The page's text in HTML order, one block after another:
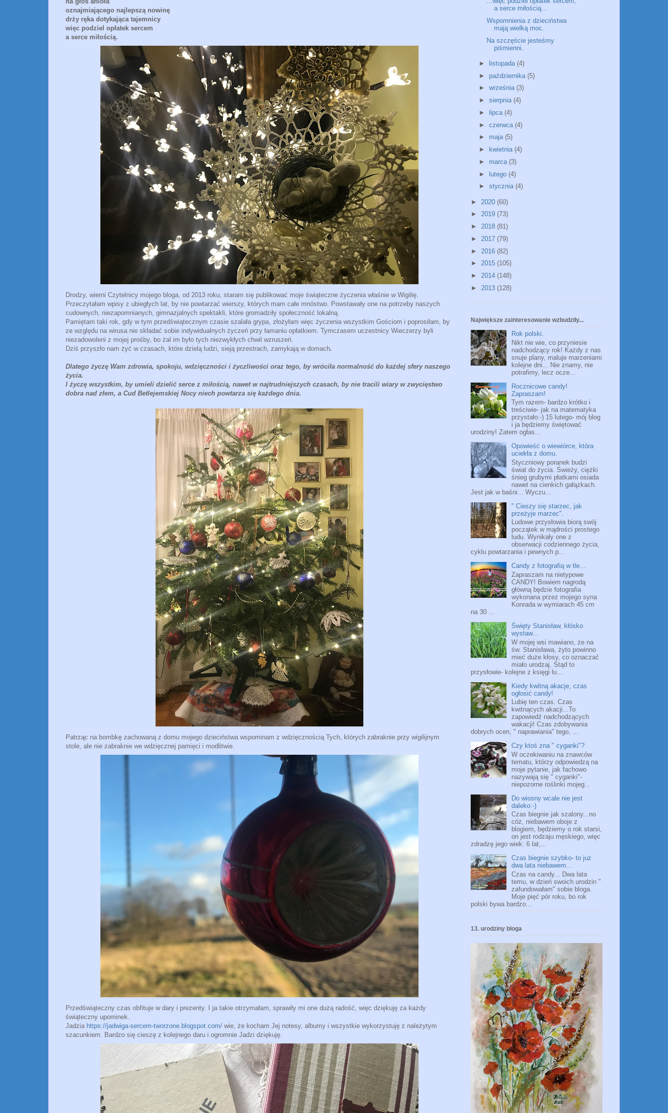
oznajmiającego najlepszą nowinę
drży ręka dotykająca tajemnicy
więc podziel opłatek sercem
a serce miłością.
Drodzy, wierni Czytelnicy mojego bloga, od 2013 roku, staram się publikować moje świąteczne życzenia właśnie w Wigilię.
Przeczytałam wpisy z ubiegłych lat, by nie powtarzać wierszy, których mam całe mnóstwo. Powstawały one na potrzeby naszych
cudownych, niezapomnianych, gimnazjalnych spektakli, które gromadziły społeczność lokalną.
Pamiętam taki rok, gdy w tym przedświątecznym czasie szalała grypa, złożyłam więc życzenia wszystkim Gościom i poprosiłam, by
ze względu na wirusa nie składać sobie indywidualnych życzeń przy łamaniu opłatkiem. Tymczasem uczestnicy Wieczerzy byli
niezadowoleni z mojej prośby, bo żal im było tych niezwykłych chwil wzruszeń.
Dziś przyszło nam żyć w czasach, które dzielą ludzi, sieją przestrach, zamykają w domach.
Dlatego życzę Wam zdrowia, spokoju, wdzięczności i życzliwości oraz tego, by wróciła normalność do każdej sfery naszego
życia.
I życzę wszystkim, by umieli dzielić serce z miłością, nawet w najtrudniejszych czasach, by nie tracili wiary w zwycięstwo
dobra nad złem, a Cud Betlejemskiej Nocy niech powtarza się każdego dnia.
Patrząc na bombkę zachowaną z domu mojego dzieciństwa wspominam z wdzięcznością Tych, których zabraknie przy wigilijnym
stole, ale nie zabraknie we wdzięcznej pamięci i modlitwie.
Przedświąteczny czas obfituje w dary i prezenty. I ja takie otrzymałam, sprawiły mi one dużą radość, więc dziękuję za każdy
świąteczny upominek.
Jadzia https://jadwiga-sercem-tworzone.blogspot.com/ wie, że kocham Jej notesy, albumy i wszystkie wykorzystuję z należytym
szacunkiem. Bardzo się cieszę z kolejnego daru i ogromnie Jadzi dziękuję.
a serce miłością...
Wspomnienia z dzieciństwa
mają wielką moc.
Na szczęście jesteśmy
piśmienni.
► listopada (4)
► października (5)
► września (3)
► sierpnia (4)
►
lipca (4)
► czerwca (4)
► maja (5)
►
kwietnia (4)
► marca (3)
► lutego (4)
► stycznia (4)
► 2020 (60)
► 2019 (73)
► 2018 (81)
► 2017 (79)
► 2016 (82)
► 2015 (105)
► 2014 (148)
► 2013 (128)
Największe zainteresowanie wzbudziły...
Rok polski.
Nikt nie wie, co przyniesie
nadchodzący rok! Każdy z nas
snuje plany, maluje marzeniami
kolejne dni... Nie znamy, nie
potrafimy, lecz ocze...
Rocznicowe candy!
Zapraszam!
Tym razem- bardzo krótko i
treściwie- jak na matematyka
przystało:-) 15 lutego- mój blog
i ja będziemy świętować
urodziny! Zatem ogłas...
Opowieść o wiewiórce, która
uciekła z domu.
Styczniowy poranek budzi
świat do życia. Świeży, ciężki
śnieg grubymi płatkami osiada
nawet na cienkich gałązkach.
Jest jak w baśni... Wyczu...
" Cieszy się starzec, jak
przeżyje marzec".
Ludowe przysłowia biorą swój
początek w mądrości prostego
ludu. Wynikały one z
obserwacji codziennego życia,
cyklu powtarzania i pewnych p...
Candy z fotografią w tle...
Zapraszam na nietypowe
CANDY! Bowiem nagrodą
główną będzie fotografia
wykonana przez mojego syna
Konrada w wymiarach 45 cm
na 30 ...
Święty Stanisław, kłósko
wystaw...
W mojej wsi mawiano, że na
św. Stanisława, żyto powinno
mieć duże kłosy, co oznaczać
miało urodzaj. Stąd to
przysłowie- kolejne z księgi lu...
Kiedy kwitną akacje, czas
ogłosić candy!
Lubię ten czas. Czas
kwitnących akacji...To
zapowiedź nadchodzących
wakacji! Czas zdobywania
dobrych ocen, " naprawiania" tego, ...
Czy ktoś zna " cyganki"?
W oczekiwaniu na znawców
tematu, którzy odpowiedzą na
moje pytanie, jak fachowo
nazywają się " cyganki"-
niepozorne roślinki mojeg...
Do wiosny wcale nie jest
daleko:-)
Czas biegnie jak szalony...no
cóż, niebawem oboje z
blogiem, będziemy o rok starsi,
on jest rodzaju męskiego, więc
zdradzę jego wiek: 6 lat,...
Czas biegnie szybko- to już
dwa lata niebawem...
Czas na candy... Dwa lata
temu, w dzień swoich urodzin "
zafundowałam" sobie bloga.
Moje pięć pór roku, bo rok
polski bywa bardzo...
13. urodziny bloga